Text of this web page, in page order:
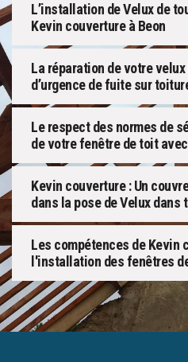
L’installation de Velux de
Kevin couverture à Beon
La réparation de votre
d’urgence de fuite sur
Le respect des normes de
de votre fenêtre de toit
Kevin couverture : Un
dans la pose de Velux dans
Les compétences de Kevin
l'installation des fenêtres